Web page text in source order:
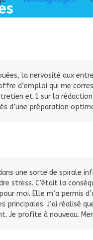
la nervosité aux
d’emploi qui me
et 1 sur la
d’une préparation
une sorte de
stress. C’était la
moi. Elle m’a permis
J’ai réalisé
Je profite à nouveau.